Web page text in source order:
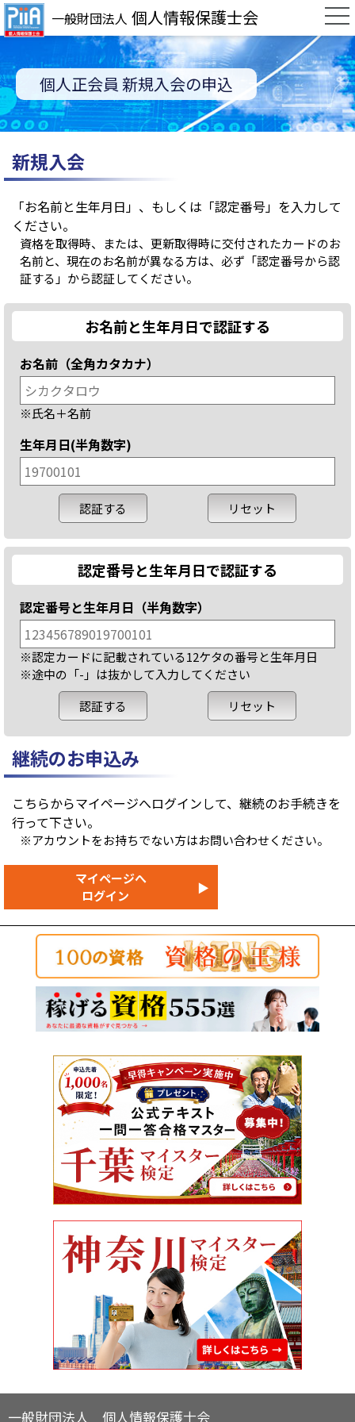
一般財団法人 個人情報保護士会
個人正会員 新規入会の申込
新規入会
「お名前と生年月日」、もしくは「認定番号」を入力して
ください。
資格を取得時、または、更新取得時に交付されたカードのお
名前と、現在のお名前が異なる方は、必ず「認定番号から認
証する」から認証してください。
お名前と生年月日で認証する
お名前（全角カタカナ）
※氏名＋名前
生年月日(半角数字)
認定番号と生年月日で認証する
認定番号と生年月日（半角数字）
※認定カードに記載されている12ケタの番号と生年月日
※途中の「-」は抜かして入力してください
継続のお申込み
こちらからマイページへログインして、継続のお手続きを
行って下さい。
※アカウントをお持ちでない方はお問い合わせください。
マイページへ
ログイン
▶
一般財団法人 個人情報保護士会